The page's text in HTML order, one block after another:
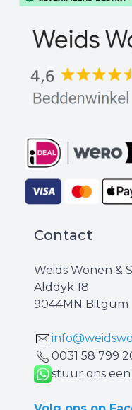
Contact
Weids Wonen &
Alddyk 18
9044MN Bitgum
0031 ‪58 799
stuur ons